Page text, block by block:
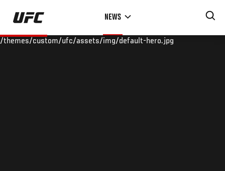
Skip
main
NEWS
/themes/custom/ufc/assets/img/default-hero.jpg